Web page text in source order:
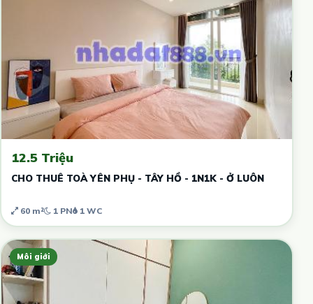
12.5 Triệu
CHO THUÊ TOÀ YÊN PHỤ - TÂY HỒ - 1N1K - Ở LUÔN
60 m² 1 PN 1 WC
Môi giới